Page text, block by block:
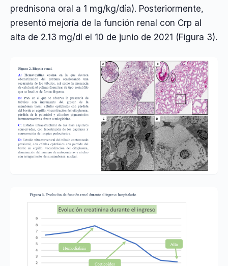
prednisona oral a 1 mg/kg/día). Posteriormente,
presentó mejoría de la función renal con Crp al
alta de 2.13 mg/dl el 10 de junio de 2021 (Figura 3).